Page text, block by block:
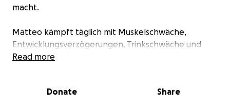
macht.
Matteo kämpft täglich mit Muskelschwäche,
Entwicklungsverzögerungen, Trinkschwäche und
braucht intensive Therapien, medizinische
Read more
Donate Share